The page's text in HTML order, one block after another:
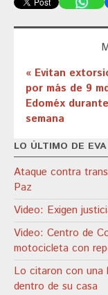
« Evitan
por más de 9
Edoméx
semana
LO ÚLTIMO DE
Ataque contra
Paz
Video: Exigen
Video: Centro de
motocicleta con
Lo citaron con una
dentro de su casa